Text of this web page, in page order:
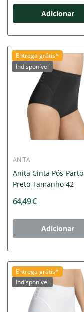
Adicionar
Entrega grátis*
Indisponível
ANITA
Anita Cinta Pós-Parto
Preto Tamanho 42
64,49 €
Adicionar
Entrega grátis*
Indisponível